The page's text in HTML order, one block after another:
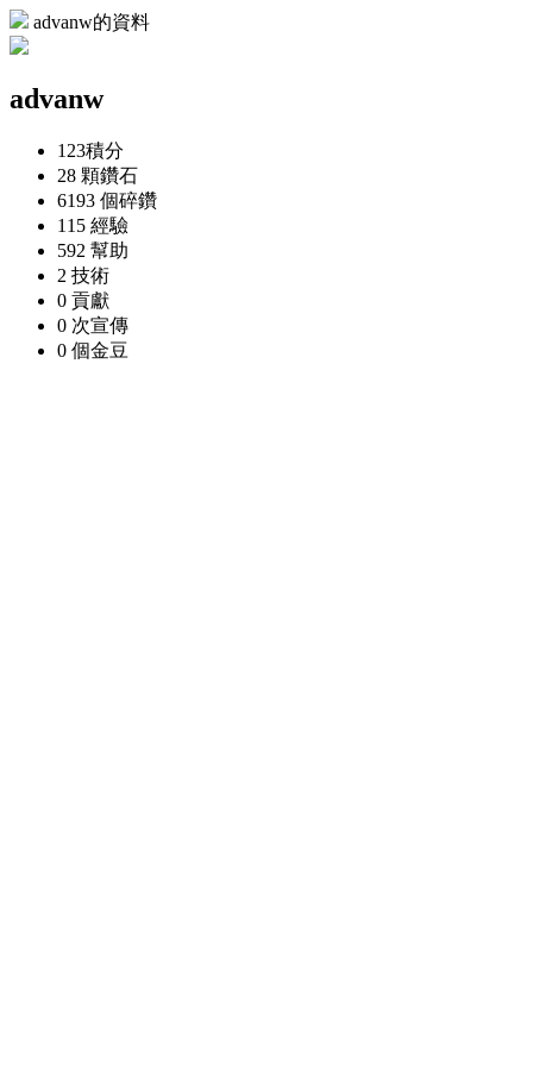
advanw的資料
advanw
123積分
28 顆鑽石
6193 個碎鑽
115 經驗
592 幫助
2 技術
0 貢獻
0 次宣傳
0 個金豆